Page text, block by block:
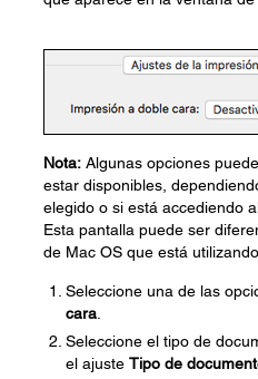
Nota: Algunas opciones
estar disponibles,
elegido o si está accediendo
Esta pantalla puede ser
de Mac OS que está utilizando.
Seleccione una de las
cara
Seleccione el tipo de
el ajuste Tipo de